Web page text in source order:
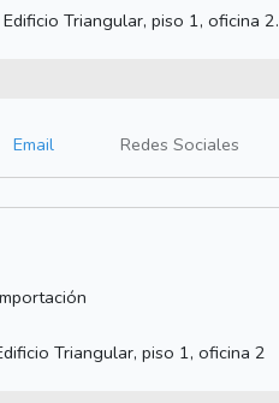
Triangular, piso 1, oficina 2.
Email Redes Sociales
Triangular, piso 1, oficina 2